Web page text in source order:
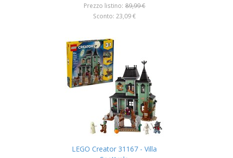
Prezzo listino: 89,99 €
Sconto: 23,09 €
LEGO Creator 31167 - Villa